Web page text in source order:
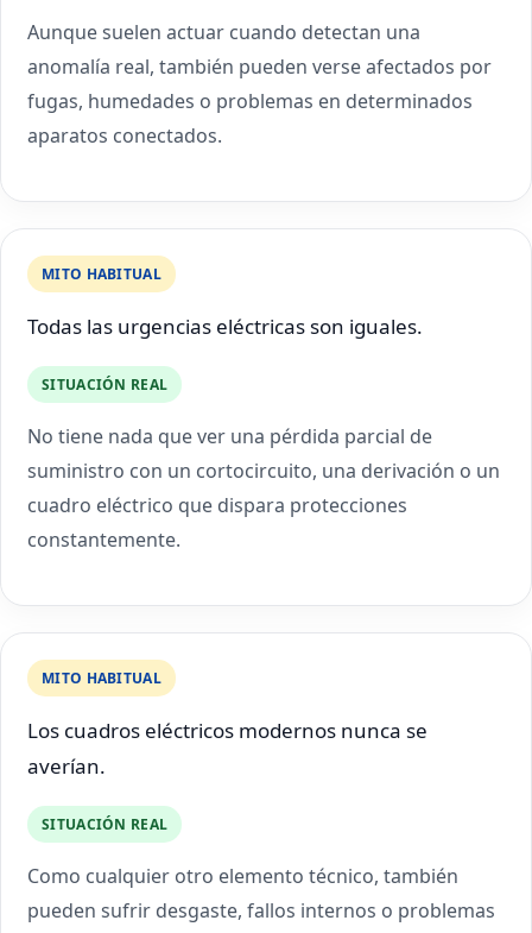
Aunque suelen actuar cuando detectan una
anomalía real, también pueden verse afectados por
fugas, humedades o problemas en determinados
aparatos conectados.
MITO HABITUAL
Todas las urgencias eléctricas son iguales.
SITUACIÓN REAL
No tiene nada que ver una pérdida parcial de
suministro con un cortocircuito, una derivación o un
cuadro eléctrico que dispara protecciones
constantemente.
MITO HABITUAL
Los cuadros eléctricos modernos nunca se
averían.
SITUACIÓN REAL
Como cualquier otro elemento técnico, también
pueden sufrir desgaste, fallos internos o problemas